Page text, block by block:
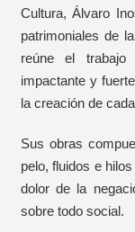
Cultura, Álvaro
patrimoniales de
reúne el trabajo
impactante y
la creación de
Sus obras
pelo, fluidos e
dolor de la
sobre todo social.